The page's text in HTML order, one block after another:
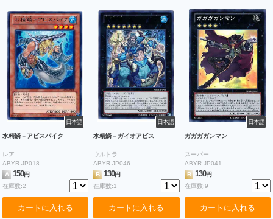
日本語
水精鱗－アビスパイク
レア
ABYR-JP018
A
150円
在庫数:2
カートに入れる
日本語
水精鱗－ガイオアビス
ウルトラ
ABYR-JP046
B
130円
在庫数:1
カートに入れる
日本語
ガガガガンマン
スーパー
ABYR-JP041
B 130円
在庫数:9
カートに入れる